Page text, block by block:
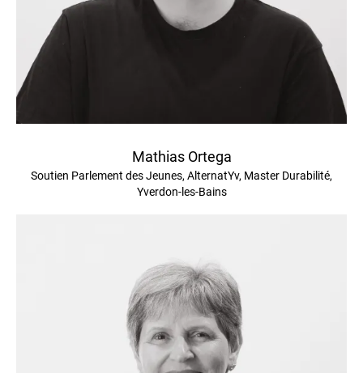
Mathias Ortega
Soutien Parlement des Jeunes, AlternatYv, Master Durabilité,
Yverdon-les-Bains